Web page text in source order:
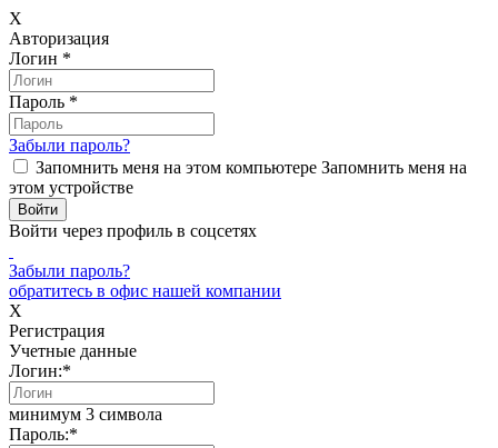
X
Авторизация
Логин *
Пароль *
Забыли пароль?
Запомнить меня на этом компьютере Запомнить меня на
этом устройстве
Войти через профиль в соцсетях
Забыли пароль?
обратитесь в офис нашей компании
X
Регистрация
Учетные данные
Логин:*
минимум 3 символа
Пароль:*